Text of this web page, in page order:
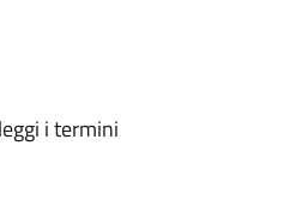
i termini